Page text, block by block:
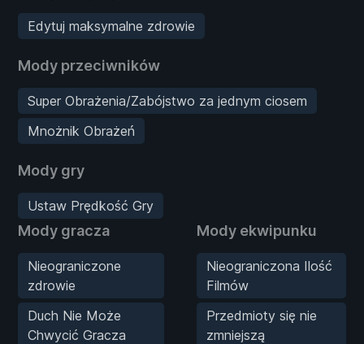
Edytuj maksymalne zdrowie
Mody przeciwników
Super Obrażenia/Zabójstwo za jednym ciosem
Mnożnik Obrażeń
Mody gry
Ustaw Prędkość Gry
Mody gracza
Nieograniczone
zdrowie
Duch Nie Może
Chwycić Gracza
Mody ekwipunku
Nieograniczona Ilość
Filmów
Przedmioty się nie
zmniejszą